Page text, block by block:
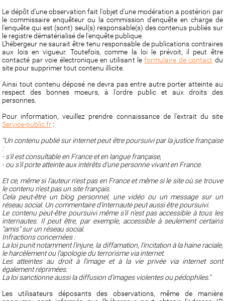
Le dépôt d'une observation fait l'objet d'une modération a postériori par
le commissaire enquêteur ou la commission d'enquête en charge de
l'enquête qui est (sont) seul(s) responsable(s) des contenus publiés sur
le registre dématérialisé de l'enquête publique.
L'hébergeur ne saurait être tenu responsable de publications contraires
aux lois en vigueur. Toutefois, comme la loi le prévoit, il peut être
contacté par voie électronique en utilisant leformulaire de contact du
site pour supprimer tout contenu illicite.
Ainsi tout contenu déposé ne devra pas entre autre porter atteinte au
respect des bonnes moeurs, à l'ordre public et aux droits des
personnes.
Pour information, veuillez prendre connaissance de l'extrait du site
Service-public.fr :
"Un contenu publié sur internet peut être poursuivi par la justice française
:
- s'il est consultable en France et en langue française,
- ou s'il porte atteinte aux intérêts d'une personne vivant en France.
Et ce, même si l'auteur n'est pas en France et même si le site où se trouve
le contenu n'est pas un site français.
Cela peut-être un blog personnel, une vidéo ou un message sur un
réseau social. Un commentaire d'internaute peut aussi être poursuivi.
Le contenu peut-être poursuivi même s'il n'est pas accessible à tous les
internautes. Il peut être, par exemple, accessible à seulement certains
"amis" sur un réseau social.
Infractions concernées :
La loi punit notamment l'injure, la diffamation, l'incitation à la haine raciale,
le harcèlement ou l'apologie du terrorisme via internet.
Les atteintes au droit à l'image et à la vie privée via internet sont
également réprimées.
La loi sanctionne aussi la diffusion d'images violentes ou pédophiles."
Les utilisateurs déposants des observations, même de manière